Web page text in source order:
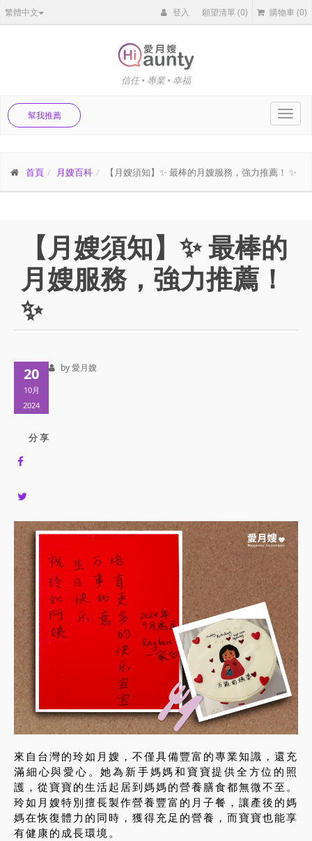
繁體中文 登入 願望清單(0) 購物車 (0)
信任 • 專業 • 幸福
幫我推薦
首頁 月嫂百科 【月嫂須知】✨ 最棒的月嫂服務，強力推薦！ ✨
【月嫂須知】✨ 最棒的
月嫂服務，強力推薦！
✨
20
10月
2024
分 享
by 愛月嫂
來自台灣的玲如月嫂，不僅具備豐富的專業知識，還充
滿細心與愛心。她為新手媽媽和寶寶提供全方位的照
護，從寶寶的生活起居到媽媽的營養膳食都無微不至。
玲如月嫂特別擅長製作營養豐富的月子餐，讓產後的媽
媽在恢復體力的同時，獲得充足的營養，而寶寶也能享
有健康的成長環境。